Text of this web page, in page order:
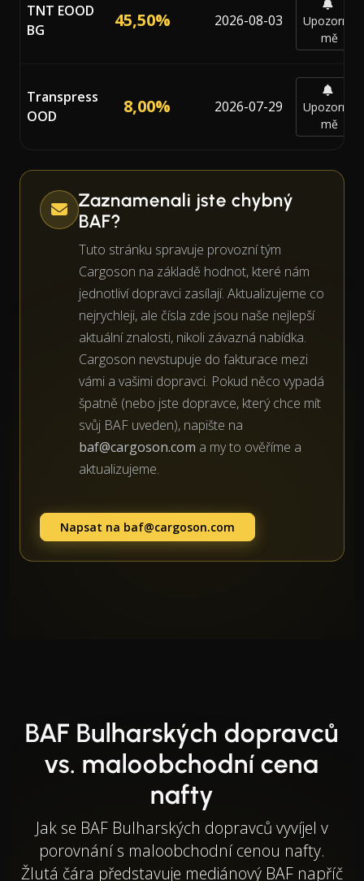
TNT EOOD
BG
45,50% 2026-08-03
Upozornit
mě
Transpress
OOD
8,00% 2026-07-29
Upozornit
mě
Zaznamenali jste chybný
BAF?
Tuto stránku spravuje provozní tým
Cargoson na základě hodnot, které nám
jednotliví dopravci zasílají. Aktualizujeme co
nejrychleji, ale čísla zde jsou naše nejlepší
aktuální znalosti, nikoli závazná nabídka.
Cargoson nevstupuje do fakturace mezi
vámi a vašimi dopravci. Pokud něco vypadá
špatně (nebo jste dopravce, který chce mít
svůj BAF uveden), napište na
baf@cargoson.com a my to ověříme a
aktualizujeme.
Napsat na baf@cargoson.com
BAF Bulharských dopravců
vs. maloobchodní cena
nafty
Jak se BAF Bulharských dopravců vyvíjel v
porovnání s maloobchodní cenou nafty.
Žlutá čára představuje mediánový BAF napříč